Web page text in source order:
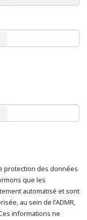
traitement de mes
protection des données
que les
automatisé et sont
au sein de l’ADMR,
informations ne